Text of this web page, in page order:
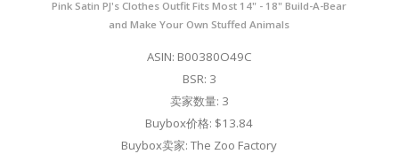
Pink Satin PJ's Clothes Outfit Fits Most 14" - 18" Build-A-Bear
and Make Your Own Stuffed Animals
ASIN: B00380O49C
BSR: 3
卖家数量: 3
Buybox价格: $13.84
Buybox卖家: The Zoo Factory